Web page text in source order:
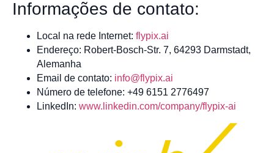
Informações de contato:
Local na rede Internet: flypix.ai
Endereço: Robert-Bosch-Str. 7, 64293 Darmstadt,
Alemanha
Email de contato: info@flypix.ai
Número de telefone: +49 6151 2776497
LinkedIn: www.linkedin.com/company/flypix-ai